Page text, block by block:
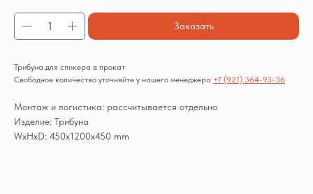
Заказать
Трибуна для спикера в прокат
Свободное количество уточняйте у нашего менеджера +7 (921) 364-93-36
Монтаж и логистика: рассчитывается отдельно
Изделие: Трибуна
WxHxD: 450x1200x450 mm